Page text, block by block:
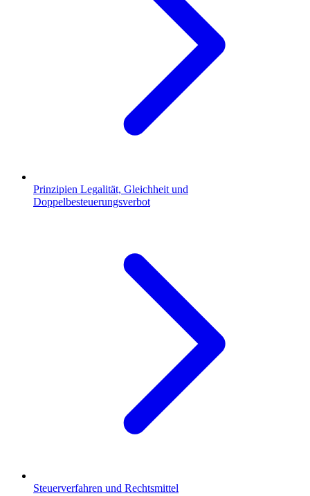
Prinzipien Legalität, Gleichheit und
Doppelbesteuerungsverbot
Steuerverfahren und Rechtsmittel